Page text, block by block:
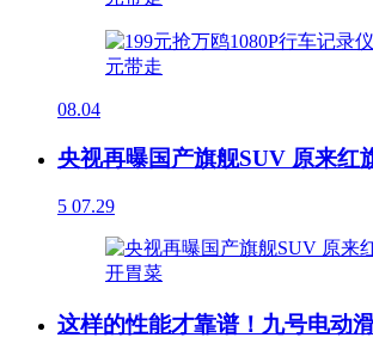
08.04
央视再曝国产旗舰SUV 原来红
5 07.29
这样的性能才靠谱！九号电动